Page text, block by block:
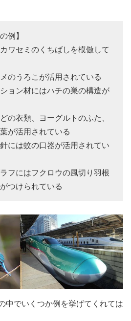
例】
ワセミのくちばしを模倣して
のうろこが活用されている
ョン材にはハチの巣の構造が
の衣類、ヨーグルトのふた、
が活用されている
には蚊の口器が活用されてい
フにはフクロウの風切り羽根
つけられている
中でいくつか例を挙げてくれては